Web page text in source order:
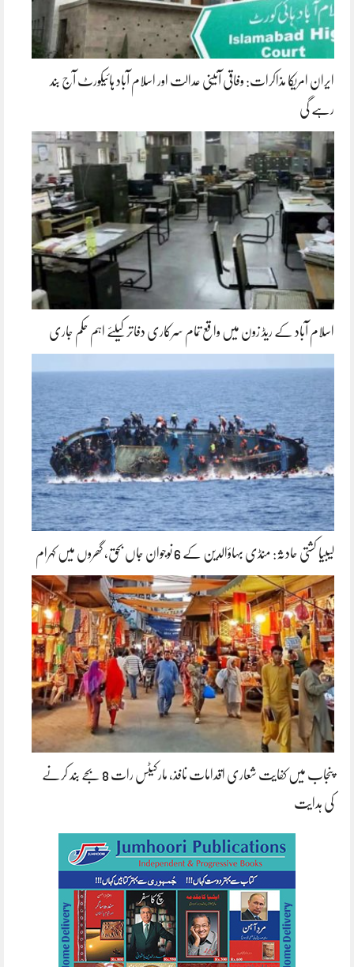
ایران امریکا مذاکرات: وفاقی آئینی عدالت اور اسلام آباد ہائیکورٹ آج بند
رہے گی
اسلام آباد کے ریڈ زون میں واقع تمام سرکاری دفاتر کیلئے اہم حکم جاری
لیبیا کشتی حادثہ: منڈی بہاؤالدین کے 6 نوجوان جاں بحق، گھروں میں کہرام
پنجاب میں کفایت شعاری اقدامات نافذ، مارکیٹس رات 8 بجے بند کرنے
کی ہدایت